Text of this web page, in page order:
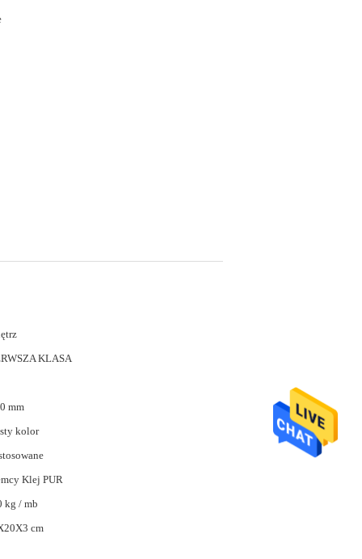
KLASA
mm
kolor
Klej PUR
kg / mb
cm